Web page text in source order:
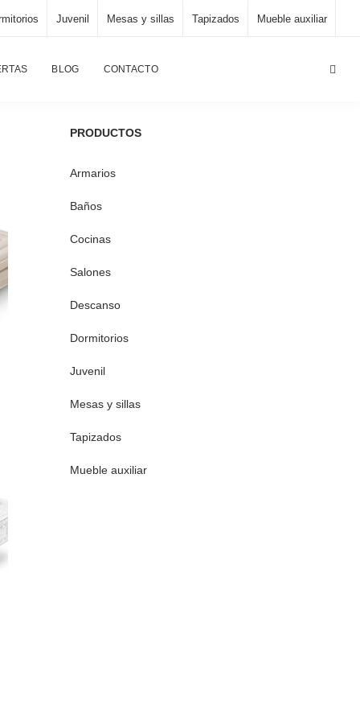
Juvenil Mesas y sillas Tapizados Mueble auxiliar
BLOG CONTACTO
PRODUCTOS
Armarios
Baños
Cocinas
Salones
Descanso
Dormitorios
Juvenil
Mesas y sillas
Tapizados
Mueble auxiliar